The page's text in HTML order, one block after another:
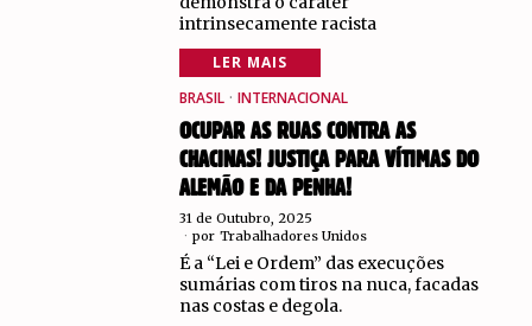
intrinsecamente racista
LER MAIS
BRASIL · INTERNACIONAL
OCUPAR AS RUAS CONTRA AS
CHACINAS! JUSTIÇA PARA VÍTIMAS DO
ALEMÃO E DA PENHA!
31 de Outubro, 2025
por Trabalhadores Unidos
É a “Lei e Ordem” das execuções
sumárias com tiros na nuca, facadas
nas costas e degola.